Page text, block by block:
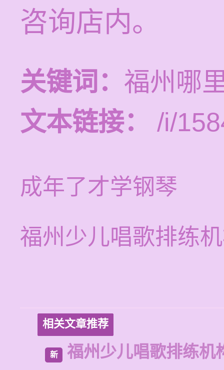
咨询店内。
关键词： 福州哪
文本链接：
/i/
成年了才学钢琴
福州少儿唱歌排练
相关文章推荐
新 福州少儿唱歌排练机